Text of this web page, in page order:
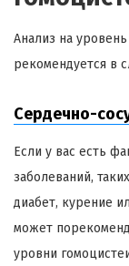
Анализ на
рекомендуется в
Сердечно-
Если у вас есть
заболеваний,
диабет, курение
может
уровни